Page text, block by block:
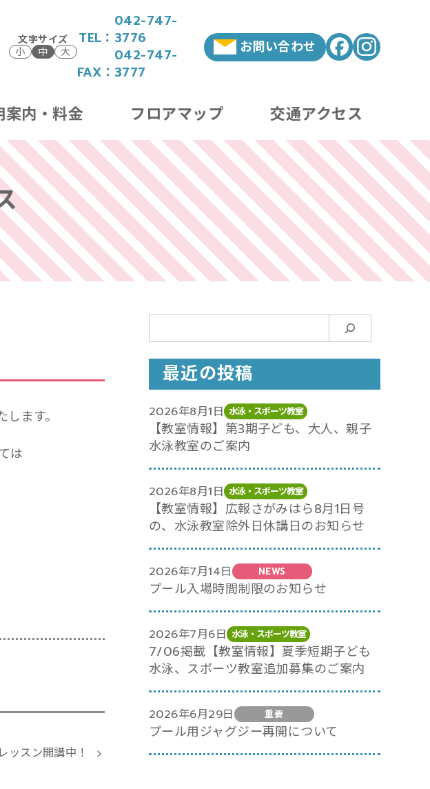
文字サイズ
小
中 大
TEL：
042-747-
3776
FAX：
042-747-
3777
お問い合わせ
案内・料金 フロアマップ 交通アクセス
ます。
は
ッスン開講中！
索
最近の投稿
2026年8月1日 水泳・スポーツ教室
【教室情報】第3期子ども、大人、親子
水泳教室のご案内
2026年8月1日 水泳・スポーツ教室
【教室情報】広報さがみはら8月1日号
の、水泳教室除外日休講日のお知らせ
2026年7月14日 NEWS
プール入場時間制限のお知らせ
2026年7月6日 水泳・スポーツ教室
7/06掲載【教室情報】夏季短期子ども
水泳、スポーツ教室追加募集のご案内
2026年6月29日 重要
プール用ジャグジー再開について